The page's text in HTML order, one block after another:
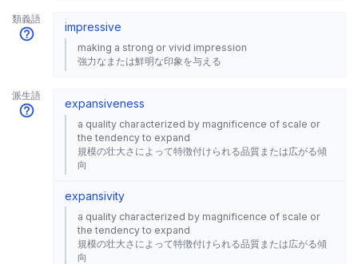
類義語
impressive
making a strong or vivid impression
強力なまたは鮮明な印象を与える
派生語
expansiveness
a quality characterized by magnificence of scale or
the tendency to expand
規模の壮大さによって特徴付けられる品質または広がる傾
向
expansivity
a quality characterized by magnificence of scale or
the tendency to expand
規模の壮大さによって特徴付けられる品質または広がる傾
向